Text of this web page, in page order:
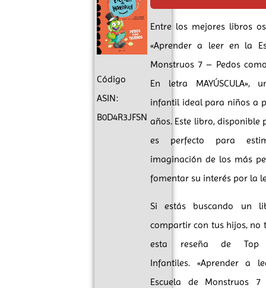
Código
ASIN:
B0D4R3JFSN
Entre los mejores libros
«Aprender a leer en la
Monstruos 7 – Pedos
En letra MAYÚSCULA»,
infantil ideal para niños a
años. Este libro, disponible
es perfecto para
imaginación de los más
fomentar su interés por la
Si estás buscando un
compartir con tus hijos, no
esta reseña de Top
Infantiles. «Aprender a
Escuela de Monstruos 7